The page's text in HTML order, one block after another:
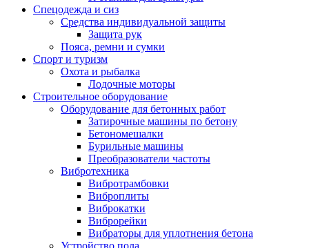
Спецодежда и сиз
Средства индивидуальной защиты
Защита рук
Пояса, ремни и сумки
Спорт и туризм
Охота и рыбалка
Лодочные моторы
Строительное оборудование
Оборудование для бетонных работ
Затирочные машины по бетону
Бетономешалки
Бурильные машины
Преобразователи частоты
Вибротехника
Вибротрамбовки
Виброплиты
Виброкатки
Виброрейки
Вибраторы для уплотнения бетона
Устройство пола